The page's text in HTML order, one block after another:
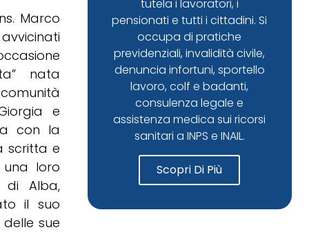
Marco
nata
e
con la
scritta e
loro
di Alba,
il suo
sue
tutela i lavoratori, i
pensionati e tutti i cittadini. Si
occupa di pratiche
previdenziali, invalidità civile,
denuncia infortuni, sportello
lavoro, colf e badanti,
consulenza legale e
assistenza medica sui ricorsi
sanitari a INPS e INAIL.
Scopri Di Più